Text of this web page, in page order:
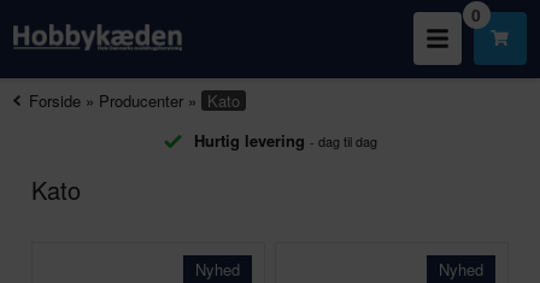
0
Forside » Producenter » Kato
Hurtig levering - dag til dag
Kato
Nyhed Nyhed